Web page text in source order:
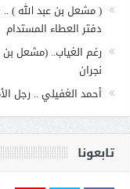
( مشعل بن عبد الله )
دفتر العطاء المستدام
رغم الغياب.. (مشعل
نجران
أحمد الغفيلي .. رجل
تابعونا